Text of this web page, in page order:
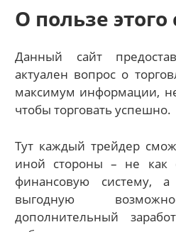
О пользе этого
Данный сайт
актуален вопрос о
максимум информации,
чтобы торговать успешно.
Тут каждый трейдер
иной стороны – не как
финансовую систему,
выгодную
дополнительный